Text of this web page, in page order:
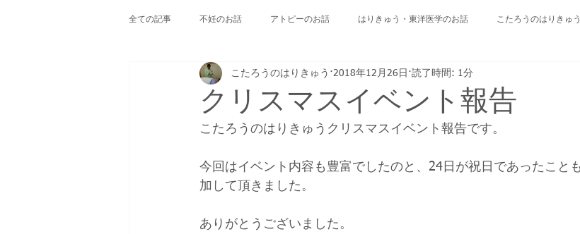
全ての記事 不妊のお話 アトピーのお話 はりきゅう・東洋医学のお話 こたろうのはりきゅ
こたろうのお出かけ こたろうのおすすめ食べ物屋さん
クリスマスイベント報告
こたろうのはりきゅう 2018年12月26日 読了時間: 1分
こたろうのはりきゅうクリスマスイベント報告です。
今回はイベント内容も豊富でしたのと、24日が祝日であったこと
加して頂きました。
ありがとうございました。